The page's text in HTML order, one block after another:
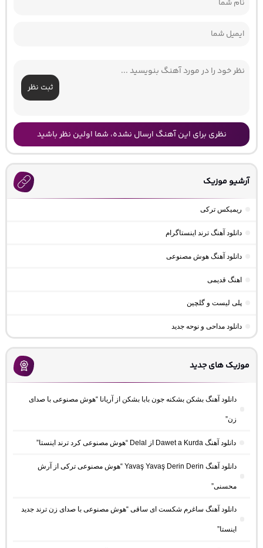
ثبت نظر
نظری برای این آهنگ ارسال نشده، شما اولین نظر باشید
آرشیو موزیک
ریمیکس ترکی
دانلود آهنگ ترند اینستاگرام
دانلود آهنگ هوش مصنوعی
اهنگ قدیمی
پلی لیست و گلچین
دانلود مداحی و نوحه جدید
موزیک های جدید
دانلود آهنگ بشکن بشکنه جون بابا بشکن از آریانا “هوش مصنوعی با صدای
زن”
دانلود آهنگ Dawet a Kurda از Delal “هوش مصنوعی کرد ترند اینستا”
دانلود آهنگ Yavaş Yavaş Derin Derin “هوش مصنوعی ترکی از آرش
محسنی”
دانلود آهنگ ساغرم شکست ای ساقی “هوش مصنوعی با صدای زن ترند جدید
اینستا”